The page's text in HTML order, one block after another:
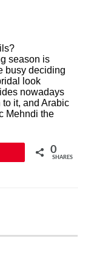
season is
busy deciding
look
nowadays
it, and Arabic
Mehndi the
0
SHARES